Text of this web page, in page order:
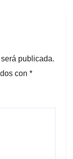
publicada.
con *